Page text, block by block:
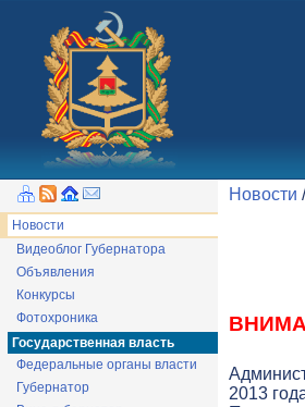
Новости
Видеоблог Губернатора
Объявления
Конкурсы
Фотохроника
Государственная власть
Федеральные органы власти
Губернатор
Новости
2013